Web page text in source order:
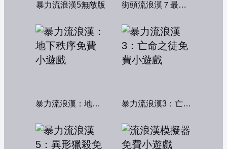
暴力流浪漢5無敵版 街頭流浪漢７最終章
暴力流浪漢：地下秩序 暴力流浪漢3：亡命之徒